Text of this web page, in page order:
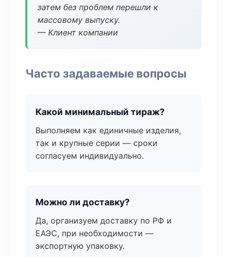
затем без проблем перешли к
массовому выпуску.
— Клиент компании
Часто задаваемые вопросы
Какой минимальный тираж?
Выполняем как единичные изделия,
так и крупные серии — сроки
согласуем индивидуально.
Можно ли доставку?
Да, организуем доставку по РФ и
ЕАЭС, при необходимости —
экспортную упаковку.